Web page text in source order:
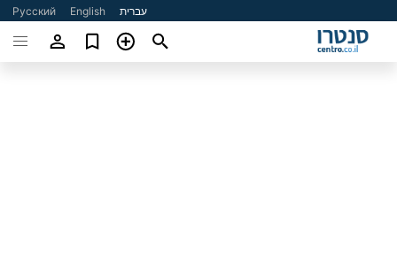
עברית English
Русский